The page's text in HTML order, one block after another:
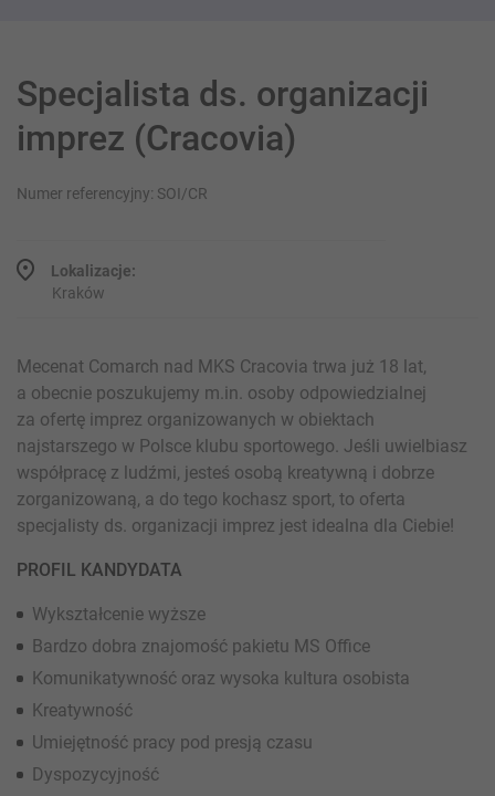
Specjalista ds. organizacji
imprez (Cracovia)
Numer referencyjny: SOI/CR
Lokalizacje:
Kraków
Mecenat Comarch nad MKS Cracovia trwa już 18 lat,
a obecnie poszukujemy m.in. osoby odpowiedzialnej
za ofertę imprez organizowanych w obiektach
najstarszego w Polsce klubu sportowego. Jeśli uwielbiasz
współpracę z ludźmi, jesteś osobą kreatywną i dobrze
zorganizowaną, a do tego kochasz sport, to oferta
specjalisty ds. organizacji imprez jest idealna dla Ciebie!
PROFIL KANDYDATA
Wykształcenie wyższe
Bardzo dobra znajomość pakietu MS Office
Komunikatywność oraz wysoka kultura osobista
Kreatywność
Umiejętność pracy pod presją czasu
Dyspozycyjność